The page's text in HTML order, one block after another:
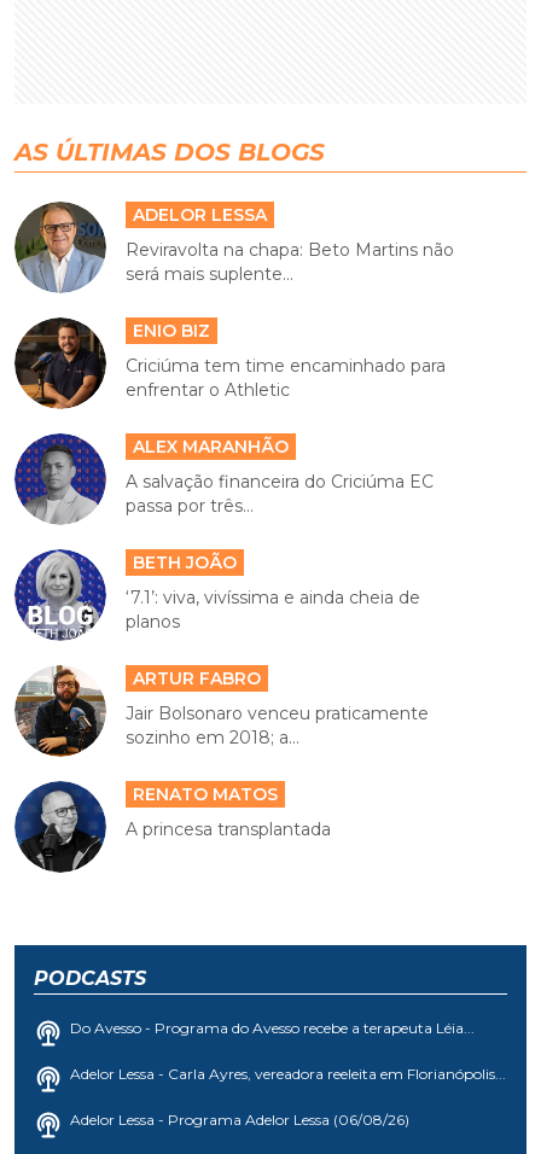
AS ÚLTIMAS DOS BLOGS
ADELOR LESSA
Reviravolta na chapa: Beto Martins não
será mais suplente...
ENIO BIZ
Criciúma tem time encaminhado para
enfrentar o Athletic
ALEX MARANHÃO
A salvação financeira do Criciúma EC
passa por três...
BETH JOÃO
‘7.1’: viva, vivíssima e ainda cheia de
planos
ARTUR FABRO
Jair Bolsonaro venceu praticamente
sozinho em 2018; a...
RENATO MATOS
A princesa transplantada
PODCASTS
Do Avesso - Programa do Avesso recebe a terapeuta Léia...
Adelor Lessa - Carla Ayres, vereadora reeleita em Florianópolis...
Adelor Lessa - Programa Adelor Lessa (06/08/26)